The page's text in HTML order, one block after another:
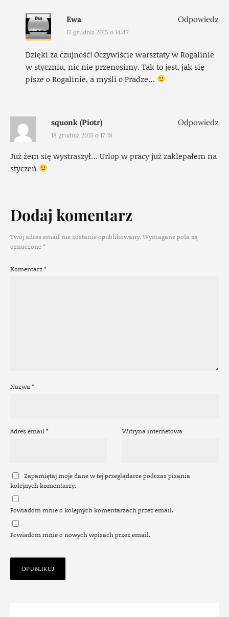
Ewa
17 grudnia 2015 o 14:47
Dzięki za czujność! Oczywiście warsztaty w Rogalinie
w styczniu, nic nie przenosimy. Tak to jest, jak się
pisze o Rogalinie, a myśli o Pradze…
Odpowiedz
squonk (Piotr)
18 grudnia 2015 o 17:18
Już żem się wystraszył… Urlop w pracy już zaklepałem na
styczeń
Odpowiedz
Dodaj komentarz
Twój adres email nie zostanie opublikowany.Wymagane pola są
oznaczone*
Komentarz*
Nazwa*
Adres email* Witryna internetowa
Zapamiętaj moje dane w tej przeglądarce podczas pisania
kolejnych komentarzy.
Powiadom mnie o kolejnych komentarzach przez email.
Powiadom mnie o nowych wpisach przez email.